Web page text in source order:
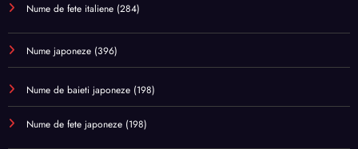
Nume de fete italiene (284)
Nume japoneze (396)
Nume de baieti japoneze (198)
Nume de fete japoneze (198)